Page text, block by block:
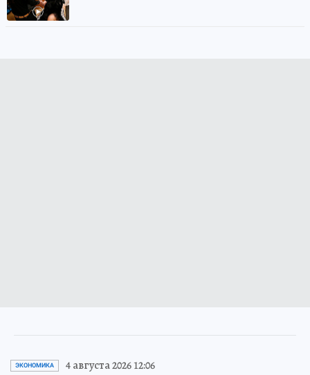
ЭКОНОМИКА 4 августа 2026 12:06